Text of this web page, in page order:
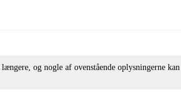
og nogle af ovenstående oplysningerne kan